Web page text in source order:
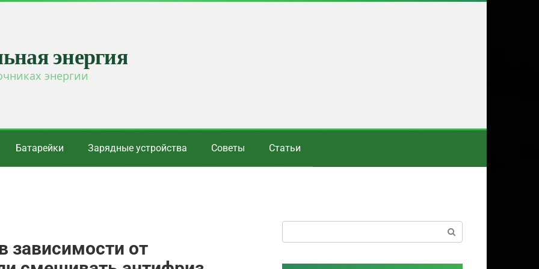
энергия
энергии
Батарейки Зарядные устройства Советы Статьи
зависимости от